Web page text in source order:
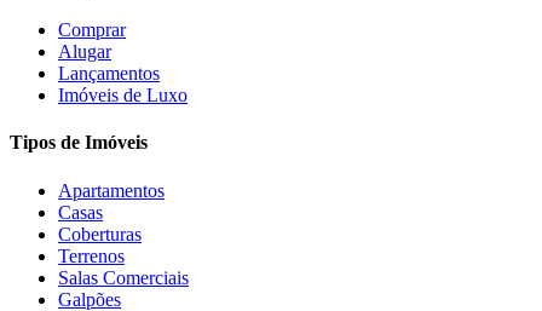
Comprar
Alugar
Lançamentos
Imóveis de Luxo
Tipos de Imóveis
Apartamentos
Casas
Coberturas
Terrenos
Salas Comerciais
Galpões